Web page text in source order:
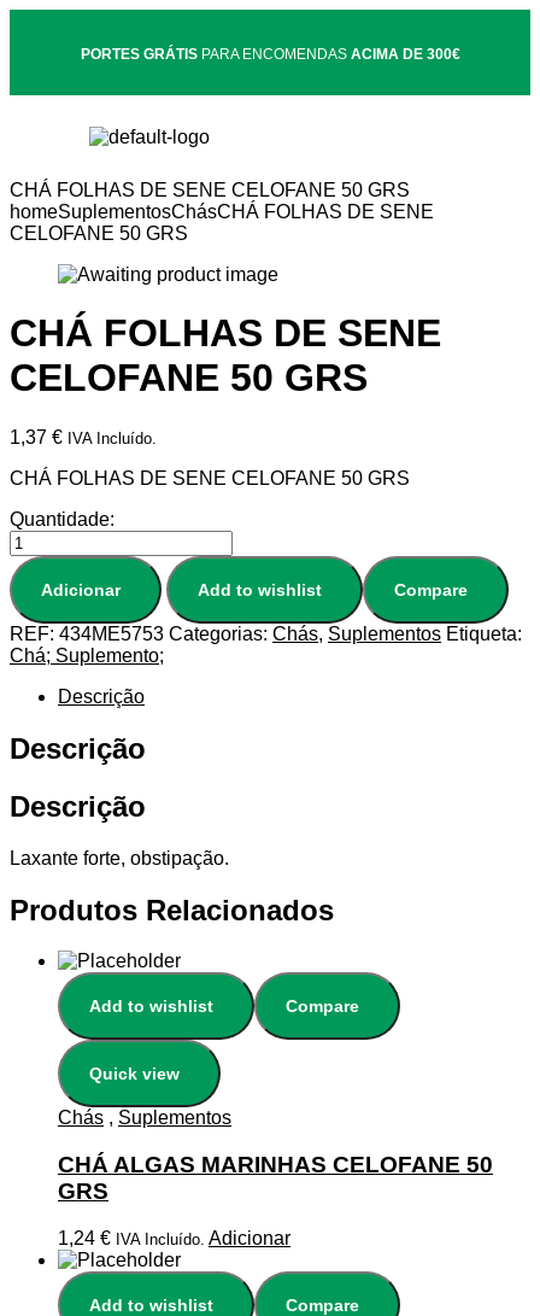
PORTES GRÁTISPARA ENCOMENDAS ACIMA DE 300€
CHÁ FOLHAS DE SENE CELOFANE 50 GRS
homeSuplementosChásCHÁ FOLHAS DE SENE
CELOFANE 50 GRS
CHÁ FOLHAS DE SENE
CELOFANE 50 GRS
1,37 € IVA Incluído.
CHÁ FOLHAS DE SENE CELOFANE 50 GRS
Quantidade:
Adicionar Add to wishlist Compare
REF: 434ME5753 Categorias: Chás, Suplementos Etiqueta:
Chá; Suplemento;
Descrição
Descrição
Descrição
Laxante forte, obstipação.
Produtos Relacionados
Add to wishlist Compare
Quick view
Chás , Suplementos
CHÁ ALGAS MARINHAS CELOFANE 50
GRS
1,24 € IVA Incluído. Adicionar
Add to wishlist Compare